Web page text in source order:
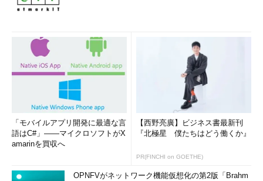
「モバイルアプリ開発に最適な言
語はC#」――マイクロソフトがX
amarinを買収へ
【西野亮廣】ビジネス書最新刊
『北極星 僕たちはどう働くか』
PR(FINCHI on GOETHE)
OPNFVがネットワーク機能仮想化の第2版「Brahm